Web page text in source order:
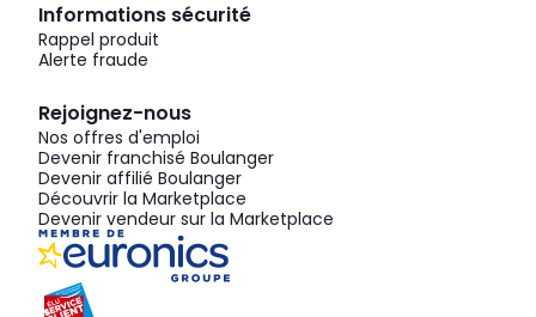
Informations sécurité
Rappel produit
Alerte fraude
Rejoignez-nous
Nos offres d'emploi
Devenir franchisé Boulanger
Devenir affilié Boulanger
Découvrir la Marketplace
Devenir vendeur sur la Marketplace